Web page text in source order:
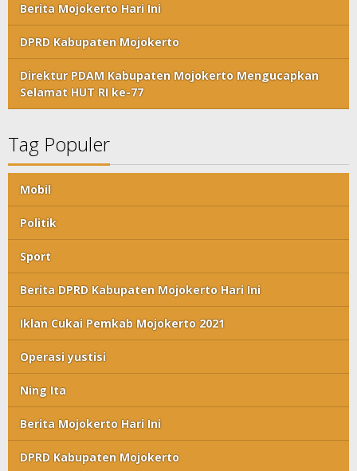
Berita Mojokerto Hari Ini
DPRD Kabupaten Mojokerto
Direktur PDAM Kabupaten Mojokerto Mengucapkan
Selamat HUT RI ke-77
Tag Populer
Mobil
Politik
Sport
Berita DPRD Kabupaten Mojokerto Hari Ini
Iklan Cukai Pemkab Mojokerto 2021
Operasi yustisi
Ning Ita
Berita Mojokerto Hari Ini
DPRD Kabupaten Mojokerto